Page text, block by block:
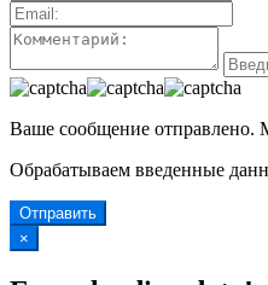
Ваше сообщение отправлено.
Обрабатываем введенные
Отправить
×